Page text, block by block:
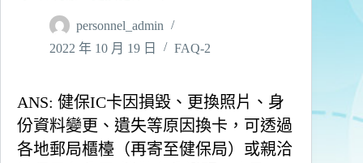
personnel_admin
2022 年 10 月 19 日
FAQ-2
ANS: 健保IC卡因損毀、更換照片、身
份資料變更、遺失等原因換卡，可透過
各地郵局櫃檯（再寄至健保局）或親洽